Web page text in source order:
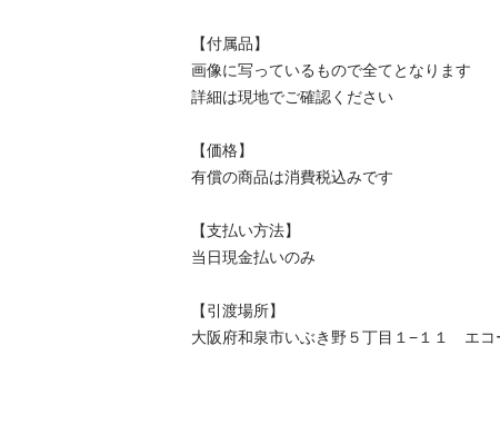
【付属品】
画像に写っているもので全てとなります
詳細は現地でご確認ください
【価格】
有償の商品は消費税込みです
【⽀払い⽅法】
当⽇現⾦払いのみ
【引渡場所】
大阪府和泉市いぶき野５丁目１−１１　エコ